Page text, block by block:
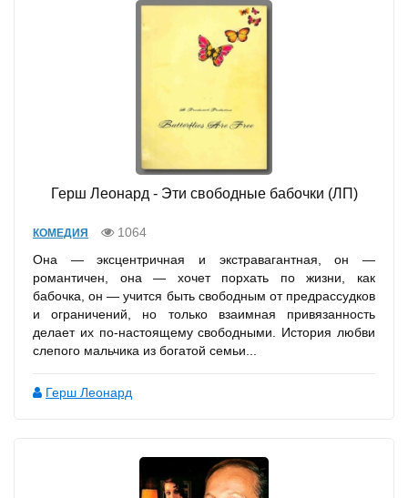
Герш Леонард - Эти свободные бабочки (ЛП)
КОМЕДИЯ
1064
Она — эксцентричная и экстравагантная, он —
романтичен, она — хочет порхать по жизни, как
бабочка, он — учится быть свободным от предрассудков
и ограничений, но только взаимная привязанность
делает их по-настоящему свободными. История любви
слепого мальчика из богатой семьи...
Герш Леонард